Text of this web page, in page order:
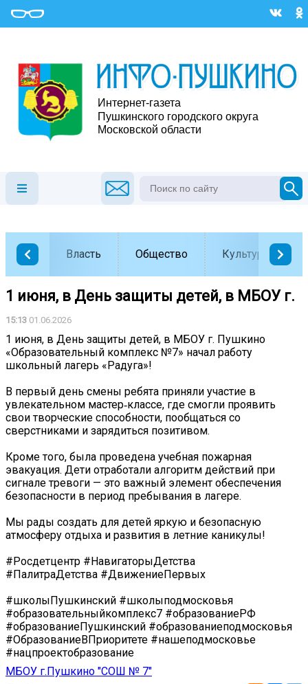
Власть Общество Культура
1 июня, в День защиты детей, в МБОУ г.
15:13 01.06.2026
1 июня, в День защиты детей, в МБОУ г. Пушкино
«Образовательный комплекс №7» начал работу
школьный лагерь «Радуга»!
В первый день смены ребята приняли участие в
увлекательном мастер‑классе, где смогли проявить
свои творческие способности, пообщаться со
сверстниками и зарядиться позитивом.
Кроме того, была проведена учебная пожарная
эвакуация. Дети отработали алгоритм действий при
сигнале тревоги — это важный элемент обеспечения
безопасности в период пребывания в лагере.
Мы рады создать для детей яркую и безопасную
атмосферу отдыха и развития в летние каникулы!
#Росдетцентр #НавигаторыДетства
#ПалитраДетства #ДвижениеПервых
#школыПушкинский #школыподмосковья
#образовательныйкомплекс7 #образованиеРФ
#образованиеПушкинский #образованиеподмосковья
#ОбразованиеВПриоритете #нашеподмосковье
#нацпроектобразование
МБОУ г.Пушкино "СОШ № 7"